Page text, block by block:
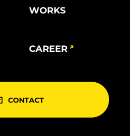
WORKS
CAREER
CONTACT